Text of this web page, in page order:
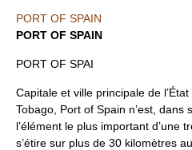
PORT OF SPAIN
PORT OF SPAIN
PORT OF SPAI
Capitale et ville principale de
Tobago, Port of Spain n’est, dans
l’élément le plus important d’une
s’étire sur plus de 30 kilomètres